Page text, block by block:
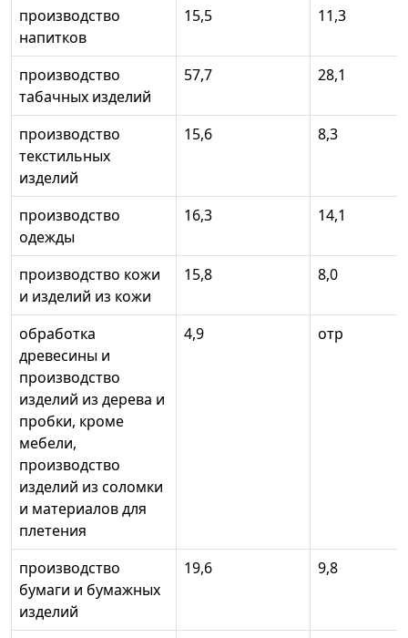
производство
напитков
15,5 11,3
производство
табачных изделий
57,7 28,1
производство
текстильных
изделий
15,6 8,3
производство
одежды
16,3 14,1
производство кожи
и изделий из кожи
15,8 8,0
обработка
древесины и
производство
изделий из дерева и
пробки, кроме
мебели,
производство
изделий из соломки
и материалов для
плетения
4,9 отр
производство
бумаги и бумажных
изделий
19,6 9,8